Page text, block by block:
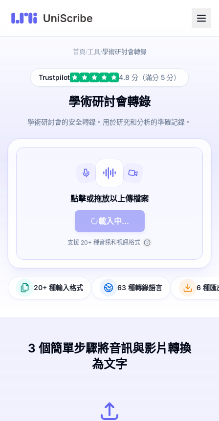
首頁/工具/學術研討會轉錄
Trustpilot 4.8 分（滿分 5 分）
學術研討會轉錄
學術研討會的安全轉錄。用於研究和分析的準確記錄。
點擊或拖放以上傳檔案
載入中...
支援 20+ 種音訊和視訊格式
20+ 種輸入格式 63 種轉錄語言 6 種匯
3 個簡單步驟將音訊與影片轉換
為文字